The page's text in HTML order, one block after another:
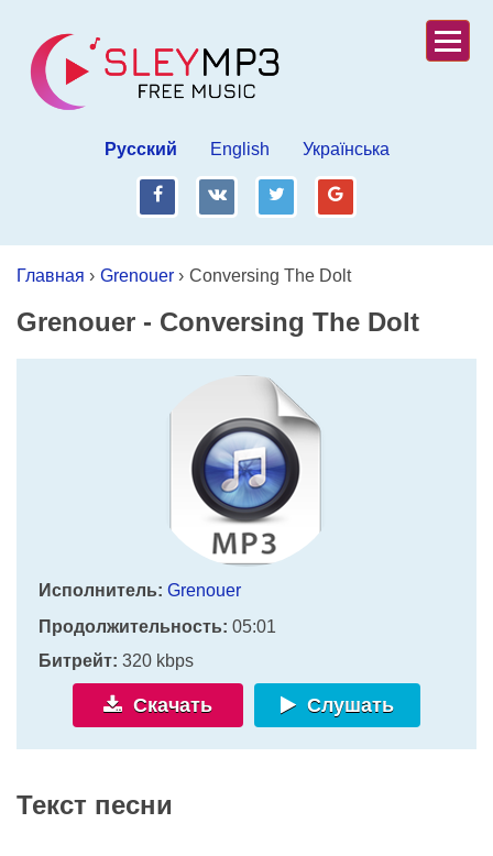
Русский English Українська
fb vk tw gp
Главная › Grenouer › Conversing The Dolt
Grenouer - Conversing The Dolt
Исполнитель: Grenouer
Продолжительность: 05:01
Битрейт: 320 kbps
Скачать Слушать
Текст песни